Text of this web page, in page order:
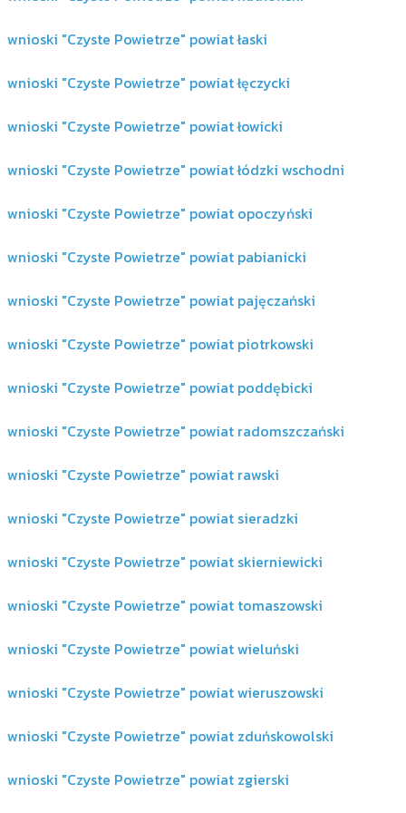
wnioski "Czyste Powietrze" powiat łaski
wnioski "Czyste Powietrze" powiat łęczycki
wnioski "Czyste Powietrze" powiat łowicki
wnioski "Czyste Powietrze" powiat łódzki wschodni
wnioski "Czyste Powietrze" powiat opoczyński
wnioski "Czyste Powietrze" powiat pabianicki
wnioski "Czyste Powietrze" powiat pajęczański
wnioski "Czyste Powietrze" powiat piotrkowski
wnioski "Czyste Powietrze" powiat poddębicki
wnioski "Czyste Powietrze" powiat radomszczański
wnioski "Czyste Powietrze" powiat rawski
wnioski "Czyste Powietrze" powiat sieradzki
wnioski "Czyste Powietrze" powiat skierniewicki
wnioski "Czyste Powietrze" powiat tomaszowski
wnioski "Czyste Powietrze" powiat wieluński
wnioski "Czyste Powietrze" powiat wieruszowski
wnioski "Czyste Powietrze" powiat zduńskowolski
wnioski "Czyste Powietrze" powiat zgierski